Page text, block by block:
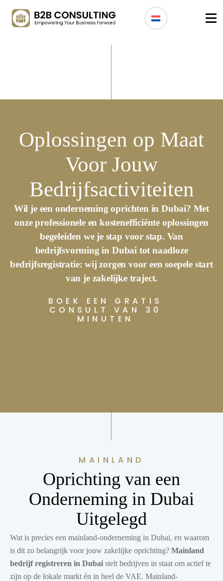
Oplossingen op Maat
Voor Jouw
Bedrijfsactiviteiten
Wil je een onderneming oprichten in Dubai? Met
onze professionele en kostenefficiënte oplossingen
begeleiden we je stap voor stap. Van
bedrijfsvorming in Dubai tot naadloze
bedrijfsregistratie: wij zorgen voor een soepele start
van je zakelijke traject.
BOEK EEN GRATIS
CONSULT VAN 30
MINUTEN
MAINLAND
Oprichting van een
Onderneming in Dubai
Uitgelegd
Wat is precies een mainland-onderneming in Dubai, en waarom
is dit zo belangrijk voor jouw zakelijke oprichting? Mainland
bedrijf registreren in Dubai stelt bedrijven in staat om actief te
zijn op de lokale markt én in heel de VAE. Mainland-